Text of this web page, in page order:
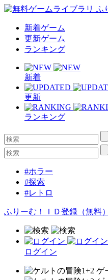
新着ゲーム
更新ゲーム
ランキング
新着
更新
ランキング
#ホラー
#探索
#レトロ
ふりーむ！ＩＤ登録（無料）
ログイン